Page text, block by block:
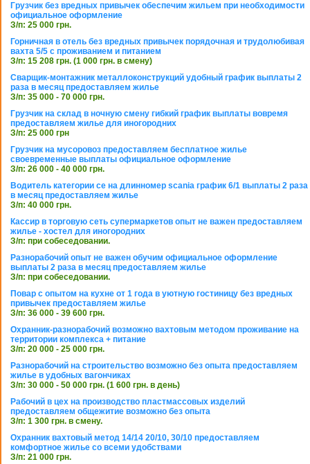
Грузчик без вредных привычек обеспечим жильем при необходимости
официальное оформление
З/п: 25 000 грн.
Горничная в отель без вредных привычек порядочная и трудолюбивая
вахта 5/5 с проживанием и питанием
З/п: 15 208 грн. (1 000 грн. в смену)
Сварщик-монтажник металлоконструкций удобный график выплаты 2
раза в месяц предоставляем жилье
З/п: 35 000 - 70 000 грн.
Грузчик на склад в ночную смену гибкий график выплаты вовремя
предоставляем жилье для иногородних
З/п: 25 000 грн
Грузчик на мусоровоз предоставляем бесплатное жилье
своевременные выплаты официальное оформление
З/п: 26 000 - 40 000 грн.
Водитель категории се на длинномер scania график 6/1 выплаты 2 раза
в месяц предоставляем жилье
З/п: 40 000 грн.
Кассир в торговую сеть супермаркетов опыт не важен предоставляем
жилье - хостел для иногородних
З/п: при собеседовании.
Разнорабочий опыт не важен обучим официальное оформление
выплаты 2 раза в месяц предоставляем жилье
З/п: при собеседовании.
Повар с опытом на кухне от 1 года в уютную гостиницу без вредных
привычек предоставляем жилье
З/п: 36 000 - 39 600 грн.
Охранник-разнорабочий возможно вахтовым методом проживание на
территории комплекса + питание
З/п: 20 000 - 25 000 грн.
Разнорабочий на строительство возможно без опыта предоставляем
жилье в удобных вагончиках
З/п: 30 000 - 50 000 грн. (1 600 грн. в день)
Рабочий в цех на производство пластмассовых изделий
предоставляем общежитие возможно без опыта
З/п: 1 300 грн. в смену.
Охранник вахтовый метод 14/14 20/10, 30/10 предоставляем
комфортное жилье со всеми удобствами
З/п: 21 000 грн.